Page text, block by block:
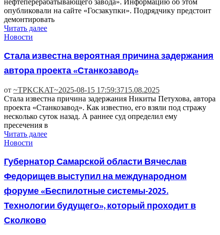
нефтеперерабатывающего завода». Информацию об этом
опубликовали на сайте «Госзакупки». Подрядчику предстоит
демонтировать
Читать далее
Новости
Стала известна вероятная причина задержания
автора проекта «Станкозавод»
от ~TPKCKAT~2025-08-15 17:59:3715.08.2025
Стала известна причина задержания Никиты Петухова, автора
проекта «Станкозавод». Как известно, его взяли под стражу
несколько суток назад. А раннее суд определил ему
пресечения в
Читать далее
Новости
Губернатор Самарской области Вячеслав
Федорищев выступил на международном
форуме «Беспилотные системы-2025.
Технологии будущего», который проходит в
Сколково